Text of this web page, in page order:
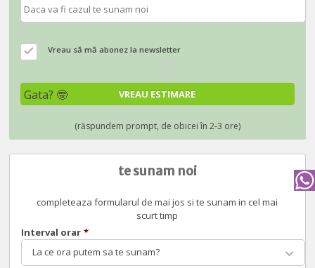
Vreau să mă abonez la newsletter
te sunam noi
completeaza formularul de mai jos si te sunam in cel mai
scurt timp
Interval orar *
La ce ora putem sa te sunam?